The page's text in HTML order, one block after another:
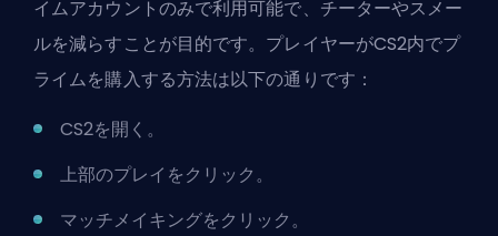
イムアカウントのみで利用可能で、チーターやスメー
ルを減らすことが目的です。プレイヤーがCS2内でプ
ライムを購入する方法は以下の通りです：
CS2を開く。
上部のプレイをクリック。
マッチメイキングをクリック。